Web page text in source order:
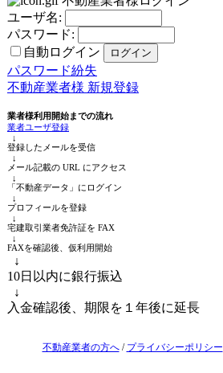
ユーザ名:
パスワード:
自動ログイン
パスワード紛失
不動産業者様 新規登録
業者様利用開始までの流れ
業者ユーザ登録
↓
登録したメールを受信
↓
メール記載の URL にアクセス
↓
「不動産データ」にログイン
↓
プロフィールを登録
↓
宅建取引業者免許証を FAX
↓
FAXを確認後、仮利用開始
↓
10日以内に銀行振込
↓
入金確認後、期限を１年後に延長
不動産業者の方へ/ プライバシーポリシー